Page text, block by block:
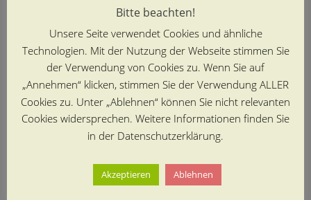
Bitte beachten!
Unsere Seite verwendet Cookies und ähnliche
Technologien. Mit der Nutzung der Webseite stimmen Sie
der Verwendung von Cookies zu. Wenn Sie auf
„Annehmen“ klicken, stimmen Sie der Verwendung ALLER
Cookies zu. Unter „Ablehnen“ können Sie nicht relevanten
Cookies widersprechen. Weitere Informationen finden Sie
in der Datenschutzerklärung.
Akzeptieren Ablehnen